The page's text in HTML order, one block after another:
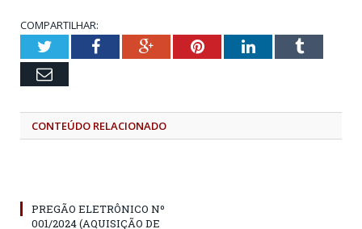
COMPARTILHAR:
TwitterFacebookGoogle+PinterestLinkedInTumblr
Email
CONTEÚDO RELACIONADO
PREGÃO ELETRÔNICO Nº
001/2024 (AQUISIÇÃO DE